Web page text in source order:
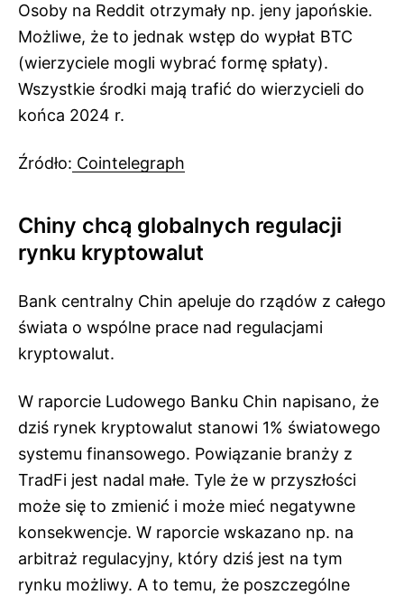
Osoby na Reddit otrzymały np. jeny japońskie.
Możliwe, że to jednak wstęp do wypłat BTC
(wierzyciele mogli wybrać formę spłaty).
Wszystkie środki mają trafić do wierzycieli do
końca 2024 r.
Źródło: Cointelegraph
Chiny chcą globalnych regulacji
rynku kryptowalut
Bank centralny Chin apeluje do rządów z całego
świata o wspólne prace nad regulacjami
kryptowalut.
W raporcie Ludowego Banku Chin napisano, że
dziś rynek kryptowalut stanowi 1% światowego
systemu finansowego. Powiązanie branży z
TradFi jest nadal małe. Tyle że w przyszłości
może się to zmienić i może mieć negatywne
konsekwencje. W raporcie wskazano np. na
arbitraż regulacyjny, który dziś jest na tym
rynku możliwy. A to temu, że poszczególne